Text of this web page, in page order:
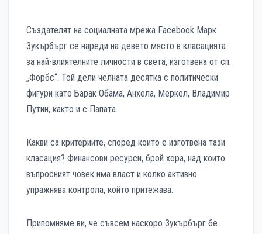
Създателят на социалната мрежа Facebook Марк
Зукърбърг се нареди на девето място в класацията
за най-влиятелните личности в света, изготвена от сп.
„Форбс“. Той дели челната десятка с политически
фигури като Барак Обама, Анхела, Меркел, Владимир
Путин, както и с Папата.
Какви са критериите, според които е изготвена тази
класация? Финансови ресурси, брой хора, над които
въпросният човек има власт и колко активно
упражнява контрола, който притежава.
Припомняме ви, че съвсем наскоро Зукърбърг бе